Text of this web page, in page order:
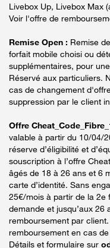
Livebox Up, Livebox Max
Voir l'offre de
Remise Open : Remise
forfait mobile choisi ou
supplémentaires, pour
Réservé aux particuliers.
cas de changement
suppression par le client
Offre
valable à partir du 10/04/
réserve d’éligibilité et
souscription à l’offre
âgés de 18 à 26 ans et 6
carte d’identité. Sans
25€/mois à partir de la 2e
demande et jusqu’aux 26
remboursement par
remboursement en cas
Détails et formulaire sur